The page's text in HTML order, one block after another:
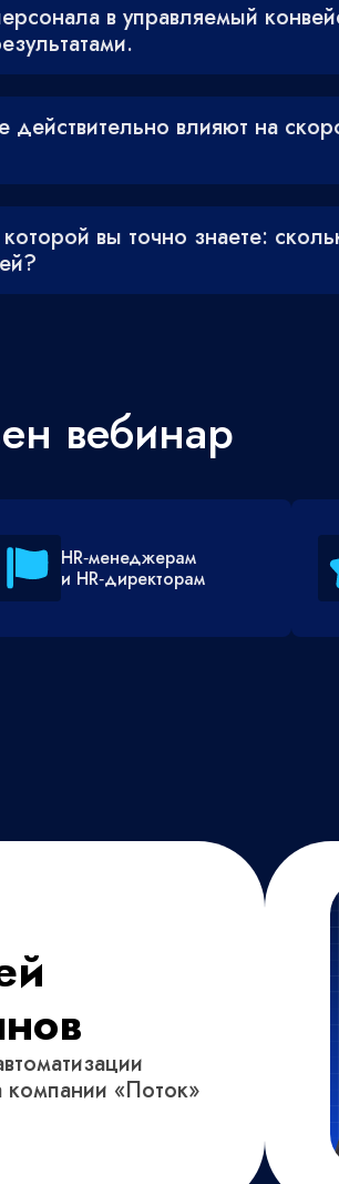
вы точно знаете:
действительно влияют на
в управляемый
вебинар
HR‑менеджерам
и HR‑директорам
компании «Поток»